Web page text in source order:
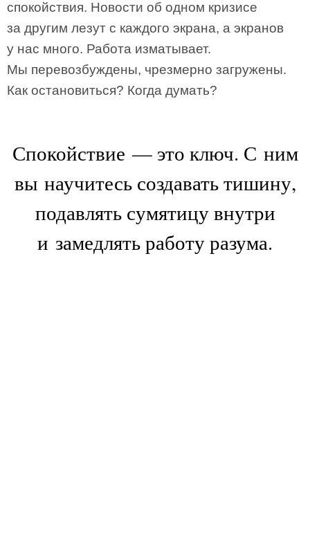
спокойствия. Новости об одном кризисе
за другим лезут с каждого экрана, а экранов
у нас много. Работа изматывает.
Мы перевозбуждены, чрезмерно загружены.
Как остановиться? Когда думать?
Спокойствие — это ключ. С ним
вы научитесь создавать тишину,
подавлять сумятицу внутри
и замедлять работу разума.